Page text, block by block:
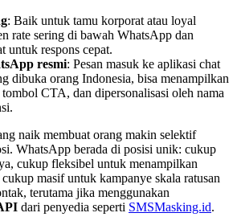
: Baik untuk tamu korporat atau loyal
rate sering di bawah WhatsApp dan
untuk respons cepat.
resmi: Pesan masuk ke aplikasi chat
dibuka orang Indonesia, bisa menampilkan
tombol CTA, dan dipersonalisasi oleh nama
naik membuat orang makin selektif
WhatsApp berada di posisi unik: cukup
cukup fleksibel untuk menampilkan
masif untuk kampanye skala ratusan
dari penyedia seperti SMSMasking.id.